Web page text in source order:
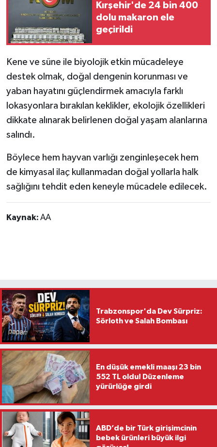
Kırşehir'de 24 bin 400
dolu makaron ele
geçirildi
Kene ve süne ile biyolojik etkin mücadeleye
destek olmak, doğal dengenin korunması ve
yaban hayatını güçlendirmek amacıyla farklı
lokasyonlara bırakılan keklikler, ekolojik özellikleri
dikkate alınarak belirlenen doğal yaşam alanlarına
salındı.
Böylece hem hayvan varlığı zenginleşecek hem
de kimyasal ilaç kullanmadan doğal yollarla halk
sağlığını tehdit eden keneyle mücadele edilecek.
Kaynak: AA
Trabzonspor'da Dev Sürpriz:
Sörloth ve Salah Bombası
En düşük emekli maaşı 23 bin
552 TL oldu! Düzenleme
yürürlüğe girdi
ABD’de bir Türk girişimcinin
bebek ürünleri büyük ilgi